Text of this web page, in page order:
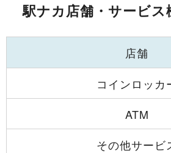
駅ナカ店舗・サービス
店舗
コインロッカ
ATM
その他サービ